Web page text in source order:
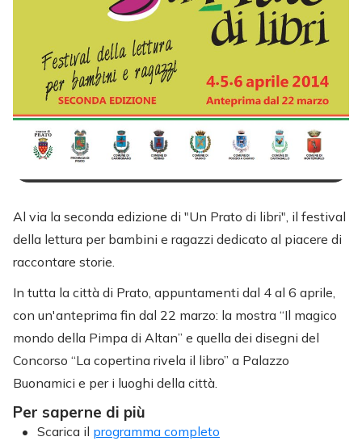
Al via la seconda edizione di "Un Prato di libri", il festival
della lettura per bambini e ragazzi dedicato al piacere di
raccontare storie.
In tutta la città di Prato, appuntamenti dal 4 al 6 aprile,
con un'anteprima fin dal 22 marzo: la mostra “Il magico
mondo della Pimpa di Altan” e quella dei disegni del
Concorso “La copertina rivela il libro” a Palazzo
Buonamici e per i luoghi della città.
Per saperne di più
Scarica il programma completo